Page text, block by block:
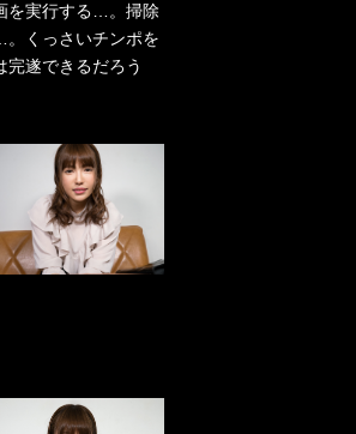
を実行する…。掃除
くっさいチンポを
遂できるだろう